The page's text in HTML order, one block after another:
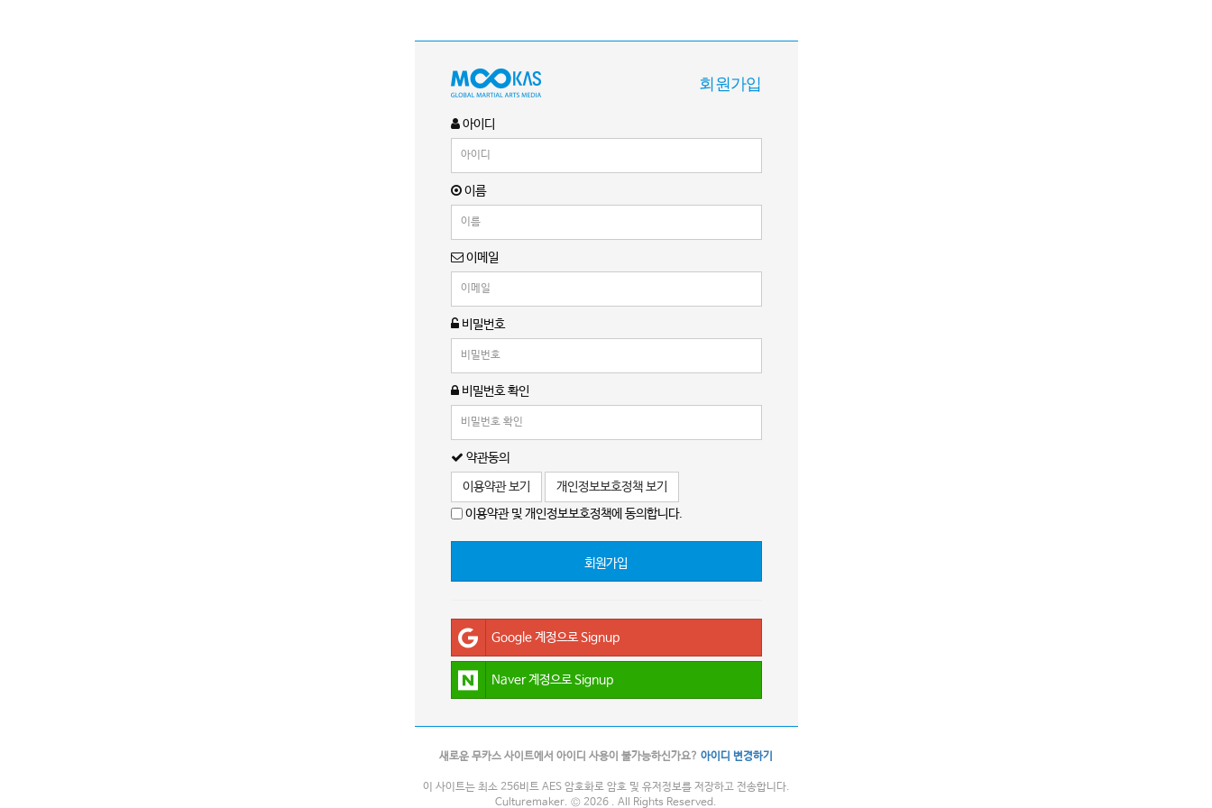
회원가입
아이디
이름
이메일
비밀번호
비밀번호 확인
약관동의
이용약관 보기
개인정보보호정책 보기
이용약관 및 개인정보보호정책에 동의합니다.
회원가입
Google 계정으로 Signup
Naver 계정으로 Signup
새로운 무카스 사이트에서 아이디 사용이 불가능하신가요? 아이디 변경하기
이 사이트는 최소 256비트 AES 암호화로 암호 및 유저정보를 저장하고 전송합니다.
Culturemaker. © 2026 . All Rights Reserved.